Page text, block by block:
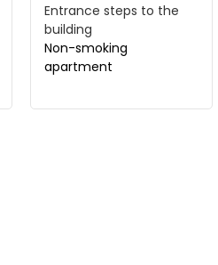
Entrance steps to the
building
Non-smoking
apartment